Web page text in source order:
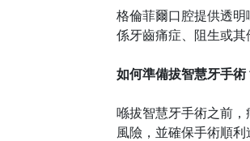
格倫菲爾口腔提供透
係牙齒痛症、阻生或其
如何準備拔智慧牙手術
喺拔智慧牙手術之前
風險，並確保手術順利